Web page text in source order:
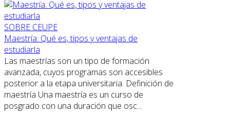
SOBRE CEUPE
Maestría: Qué es, tipos y ventajas de
estudiarla
Las maestrías son un tipo de formación
avanzada, cuyos programas son accesibles
posterior a la etapa universitaria. Definición de
maestría Una maestría es un curso de
posgrado con una duración que osc...